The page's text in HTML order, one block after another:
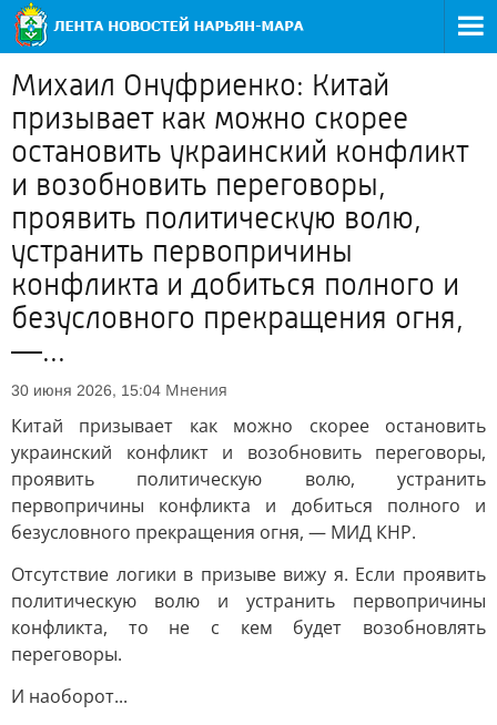
Михаил Онуфриенко: Китай
призывает как можно скорее
остановить украинский конфликт
и возобновить переговоры,
проявить политическую волю,
устранить первопричины
конфликта и добиться полного и
безусловного прекращения огня,
—...
30 июня 2026, 15:04 Мнения
Китай призывает как можно скорее остановить
украинский конфликт и возобновить переговоры,
проявить политическую волю, устранить
первопричины конфликта и добиться полного и
безусловного прекращения огня, — МИД КНР.
Отсутствие логики в призыве вижу я. Если проявить
политическую волю и устранить первопричины
конфликта, то не с кем будет возобновлять
переговоры.
И наоборот...